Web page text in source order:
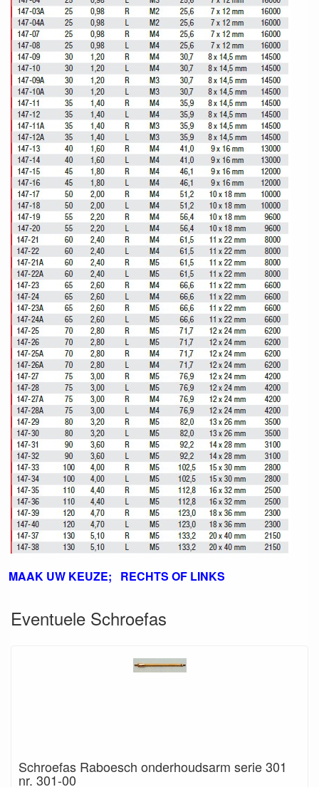
MAAK UW KEUZE; RECHTS OF LINKS
Eventuele Schroefas
Schroefas Raboesch onderhoudsarm serie 301
nr. 301-00